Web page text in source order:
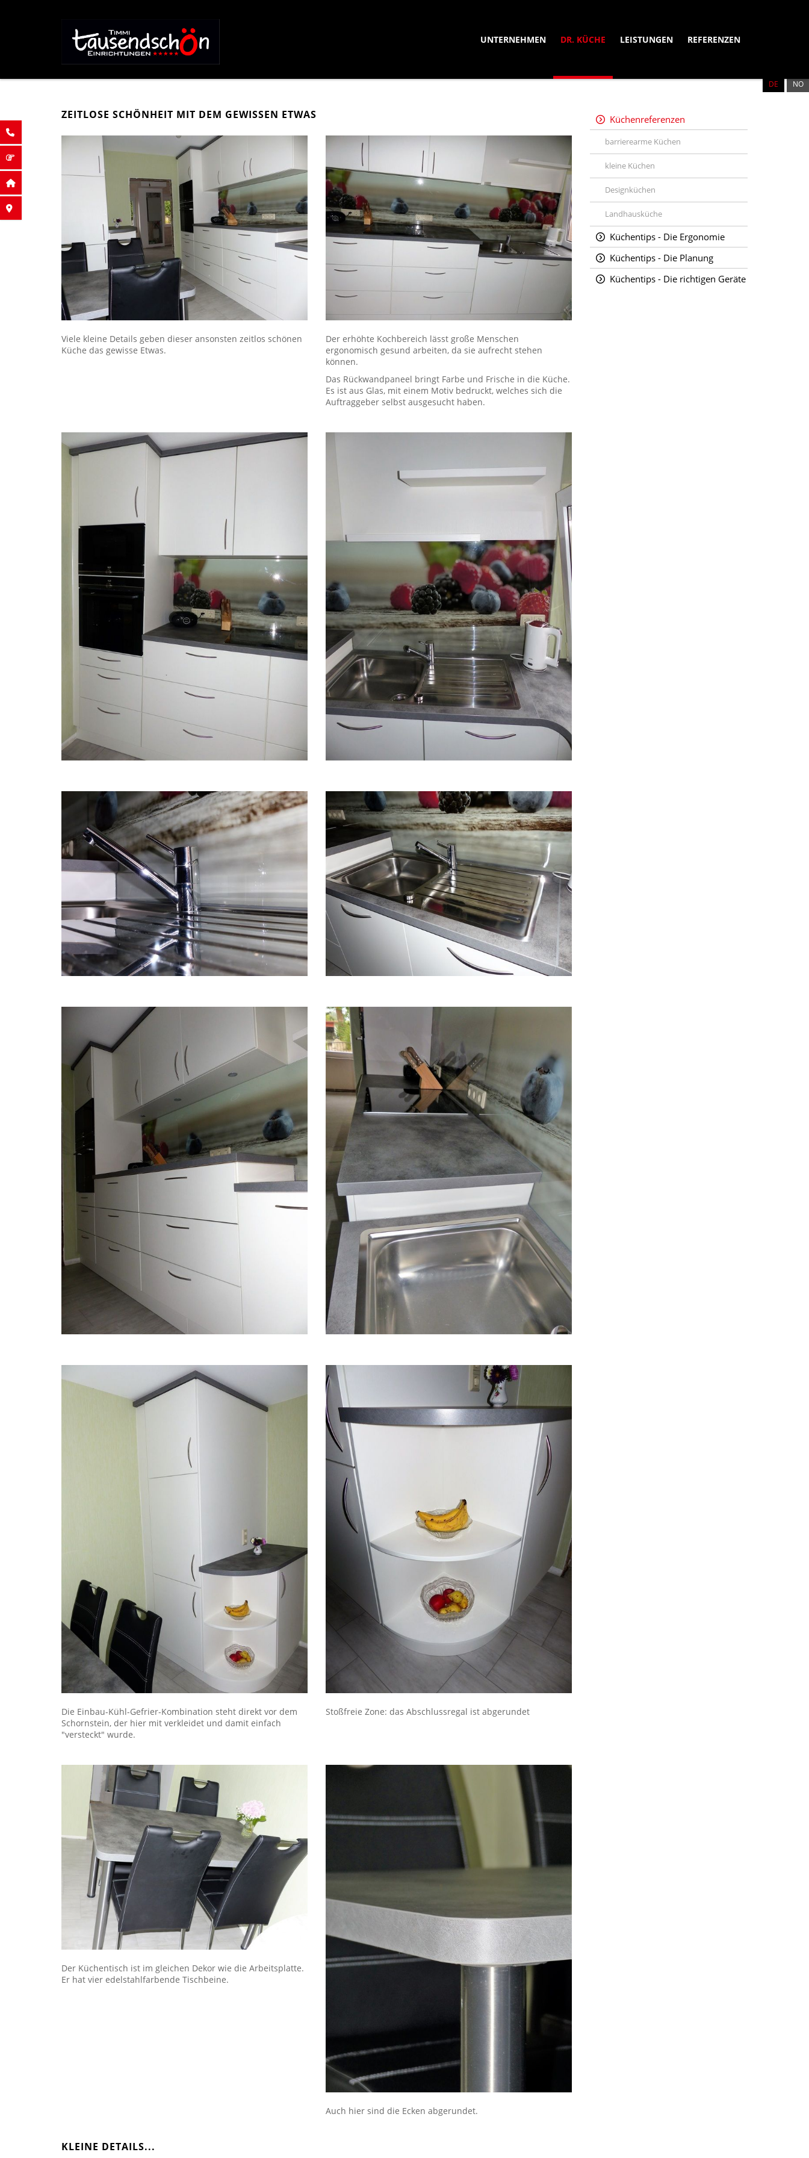
UNTERNEHMEN DR. KÜCHE LEISTUNGEN REFERENZEN
DE NB
ZEITLOSE SCHÖNHEIT MIT DEM GEWISSEN ETWAS
Viele kleine Details geben dieser ansonsten zeitlos schönen
Küche das gewisse Etwas.
Der erhöhte Kochbereich lässt große Menschen
ergonomisch gesund arbeiten, da sie aufrecht stehen
können.
Das Rückwandpaneel bringt Farbe und Frische in die Küche.
Es ist aus Glas, mit einem Motiv bedruckt, welches sich die
Auftraggeber selbst ausgesucht haben.
Die Einbau-Kühl-Gefrier-Kombination steht direkt vor dem
Schornstein, der hier mit verkleidet und damit einfach
"versteckt" wurde.
Stoßfreie Zone: das Abschlussregal ist abgerundet
Der Küchentisch ist im gleichen Dekor wie die Arbeitsplatte.
Er hat vier edelstahlfarbende Tischbeine.
Auch hier sind die Ecken abgerundet.
KLEINE DETAILS...
Küchenreferenzen
barrierearme Küchen
kleine Küchen
Designküchen
Landhausküche
Küchentips - Die Ergonomie
Küchentips - Die Planung
Küchentips - Die richtigen Geräte